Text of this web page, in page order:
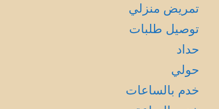
تمريض منزلي
توصيل طلبات
حداد
حولي
خدم بالساعات